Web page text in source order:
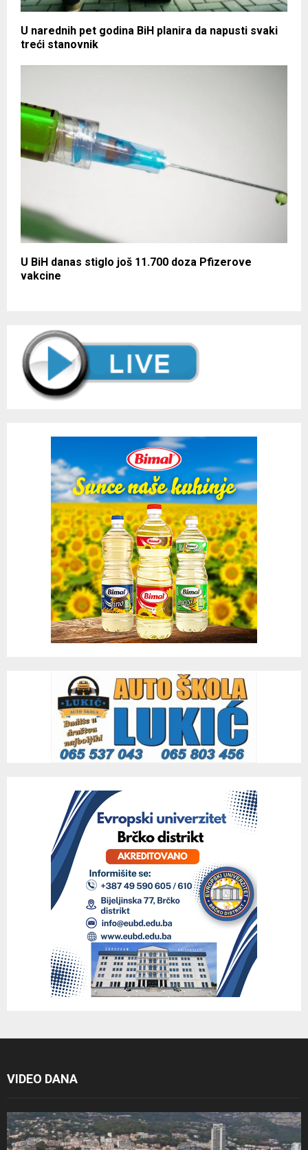
U narednih pet godina BiH planira da napusti svaki
treći stanovnik
U BiH danas stiglo još 11.700 doza Pfizerove
vakcine
VIDEO DANA